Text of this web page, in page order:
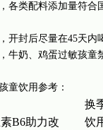
各类配料添加量符合
开封后尽量在45天内
牛奶、鸡蛋过敏孩童
童饮用参考：
换
B6助力改
饮